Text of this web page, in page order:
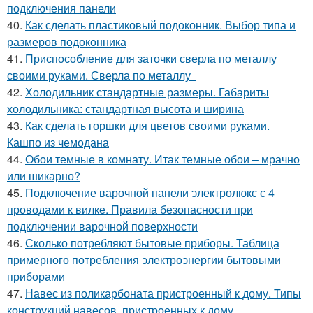
подключения панели
40. Как сделать пластиковый подоконник. Выбор типа и
размеров подоконника
41. Приспособление для заточки сверла по металлу
своими руками. Сверла по металлу
42. Холодильник стандартные размеры. Габариты
холодильника: стандартная высота и ширина
43. Как сделать горшки для цветов своими руками.
Кашпо из чемодана
44. Обои темные в комнату. Итак темные обои – мрачно
или шикарно?
45. Подключение варочной панели электролюкс с 4
проводами к вилке. Правила безопасности при
подключении варочной поверхности
46. Сколько потребляют бытовые приборы. Таблица
примерного потребления электроэнергии бытовыми
приборами
47. Навес из поликарбоната пристроенный к дому. Типы